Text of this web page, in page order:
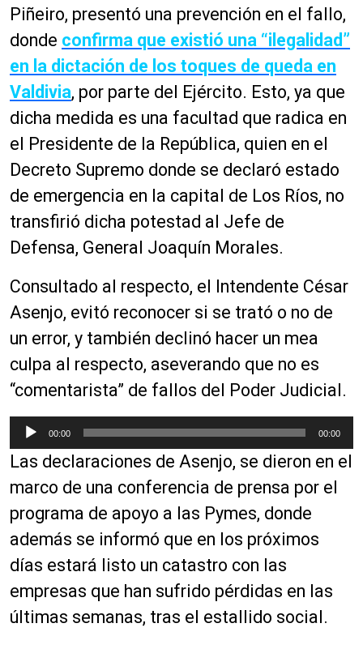
Piñeiro, presentó una prevención en el fallo,
donde confirma que existió una “ilegalidad”
en la dictación de los toques de queda en
Valdivia, por parte del Ejército. Esto, ya que
dicha medida es una facultad que radica en
el Presidente de la República, quien en el
Decreto Supremo donde se declaró estado
de emergencia en la capital de Los Ríos, no
transfirió dicha potestad al Jefe de
Defensa, General Joaquín Morales.
Consultado al respecto, el Intendente César
Asenjo, evitó reconocer si se trató o no de
un error, y también declinó hacer un mea
culpa al respecto, aseverando que no es
“comentarista” de fallos del Poder Judicial.
e
p
r
d
u
c
o
r
00:00 00:00
Las declaraciones de Asenjo, se dieron en el
marco de una conferencia de prensa por el
programa de apoyo a las Pymes, donde
además se informó que en los próximos
días estará listo un catastro con las
empresas que han sufrido pérdidas en las
últimas semanas, tras el estallido social.